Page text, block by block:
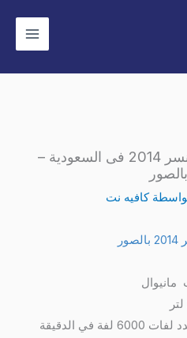
سعر سيارة ميتسوبيشى لانسر 2014 فى السعودية –
كافيه نت